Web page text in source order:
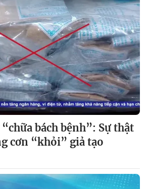
bách bệnh”: Sự thật
cơn “khỏi” giả tạo